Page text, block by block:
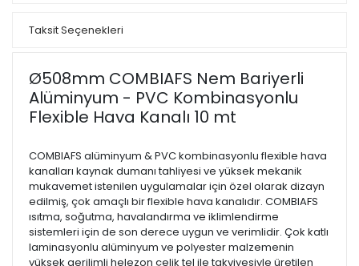
Taksit Seçenekleri
Ø508mm COMBIAFS Nem Bariyerli
Alüminyum - PVC Kombinasyonlu
Flexible Hava Kanalı 10 mt
COMBIAFS alüminyum & PVC kombinasyonlu flexible hava
kanalları kaynak dumanı tahliyesi ve yüksek mekanik
mukavemet istenilen uygulamalar için özel olarak dizayn
edilmiş, çok amaçlı bir flexible hava kanalıdır. COMBIAFS
ısıtma, soğutma, havalandırma ve iklimlendirme
sistemleri için de son derece uygun ve verimlidir. Çok katlı
laminasyonlu alüminyum ve polyester malzemenin
yüksek gerilimli helezon çelik tel ile takviyesiyle üretilen